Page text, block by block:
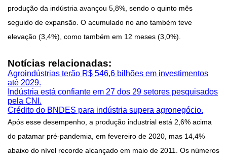
produção da indústria avançou 5,8%, sendo o quinto mês
seguido de expansão. O acumulado no ano também teve
elevação (3,4%), como também em 12 meses (3,0%).
Notícias relacionadas:
Agroindústrias terão R$ 546,6 bilhões em investimentos
até 2029.
Indústria está confiante em 27 dos 29 setores pesquisados
pela CNI.
Crédito do BNDES para indústria supera agronegócio.
Após esse desempenho, a produção industrial está 2,6% acima
do patamar pré-pandemia, em fevereiro de 2020, mas 14,4%
abaixo do nível recorde alcançado em maio de 2011. Os números